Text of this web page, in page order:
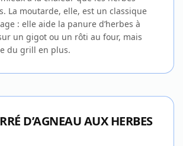
La moutarde, elle, est un classique
: elle aide la panure d’herbes à
un gigot ou un rôti au four, mais
du grill en plus.
D’AGNEAU AUX HERBES